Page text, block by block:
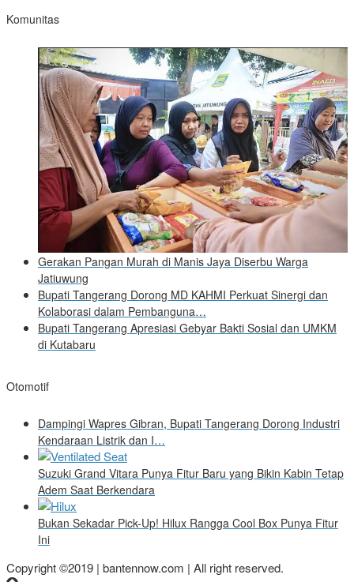
Komunitas
Gerakan Pangan Murah di Manis Jaya Diserbu Warga
Jatiuwung
Bupati Tangerang Dorong MD KAHMI Perkuat Sinergi dan
Kolaborasi dalam Pembanguna…
Bupati Tangerang Apresiasi Gebyar Bakti Sosial dan UMKM
di Kutabaru
Otomotif
Dampingi Wapres Gibran, Bupati Tangerang Dorong Industri
Kendaraan Listrik dan I…
Suzuki Grand Vitara Punya Fitur Baru yang Bikin Kabin Tetap
Adem Saat Berkendara
Bukan Sekadar Pick-Up! Hilux Rangga Cool Box Punya Fitur
Ini
Copyright ©2019 | bantennow.com | All right reserved.